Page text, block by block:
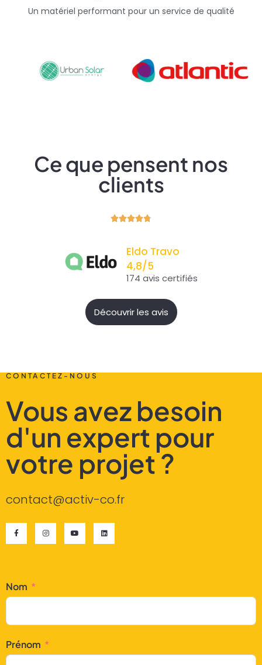
Un matériel performant pour un service de qualité
Ce que pensent nos
clients

Eldo Travo
4,8/5
174 avis certifiés
Découvrir les avis
CONTACTEZ-NOUS
Vous avez besoin
d'un expert pour
votre projet ?
contact@activ-co.fr
Nom
Prénom